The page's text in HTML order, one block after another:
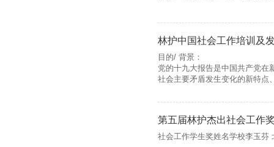
林护中国社会工作培训及
目的/ 背景：
党的十九大报告是中国共产党在
社会主要矛盾发生变化的新特点
第五届林护杰出社会工作
社会工作学生奖姓名学校李玉芬